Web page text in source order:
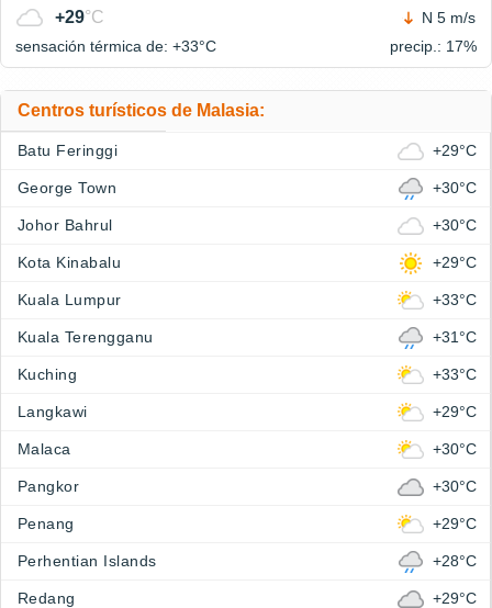
+29°C
N 5 m/s
sensación térmica de: +33°C precip.: 17%
Centros turísticos de Malasia:
Batu Feringgi +29°C
George Town +30°C
Johor Bahrul +30°C
Kota Kinabalu +29°C
Kuala Lumpur +33°C
Kuala Terengganu +31°C
Kuching +33°C
Langkawi +29°C
Malaca +30°C
Pangkor +30°C
Penang +29°C
Perhentian Islands +28°C
Redang +29°C